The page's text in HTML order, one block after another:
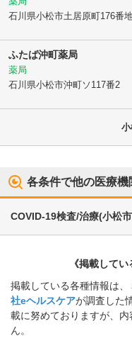
石川県小松市土居原町176番
ふたば沖町薬局
薬局
石川県小松市沖町ソ117番2
各条件で他の医療機
COVID-19検査/治療(小松市
《掲載して
掲載している各種情報は
社eヘルスケアが調査した
載に努めておりますが、
ん。